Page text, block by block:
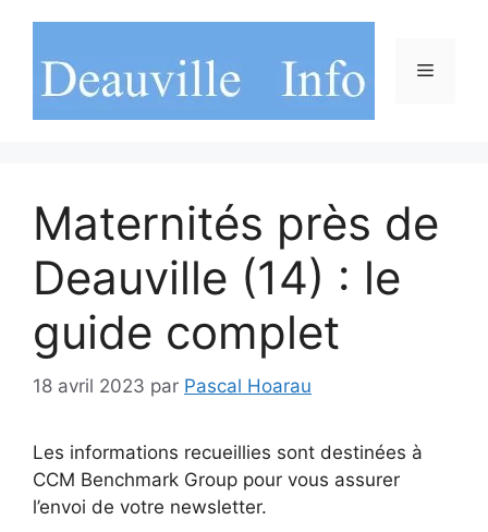
contenu
Menu
Maternités près de
Deauville (14) : le
guide complet
18 avril 2023 par Pascal Hoarau
Les informations recueillies sont destinées à
CCM Benchmark Group pour vous assurer
l’envoi de votre newsletter.